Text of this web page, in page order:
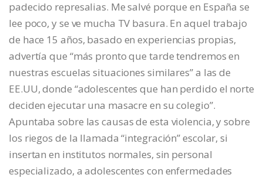
padecido represalias. Me salvé porque en España se
lee poco, y se ve mucha TV basura. En aquel trabajo
de hace 15 años, basado en experiencias propias,
advertía que “más pronto que tarde tendremos en
nuestras escuelas situaciones similares” a las de
EE.UU, donde “adolescentes que han perdido el norte
deciden ejecutar una masacre en su colegio”.
Apuntaba sobre las causas de esta violencia, y sobre
los riegos de la llamada “integración” escolar, si
insertan en institutos normales, sin personal
especializado, a adolescentes con enfermedades